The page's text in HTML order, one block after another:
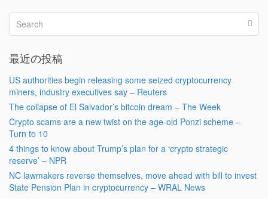
最近の投稿
US authorities begin releasing some seized cryptocurrency
miners, industry executives say – Reuters
The collapse of El Salvador’s bitcoin dream – The Week
Crypto scams are a new twist on the age-old Ponzi scheme –
Turn to 10
4 things to know about Trump’s plan for a ‘crypto strategic
reserve’ – NPR
NC lawmakers reverse themselves, move ahead with bill to invest
State Pension Plan in cryptocurrency – WRAL News